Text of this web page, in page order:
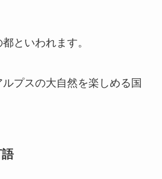
といわれます。
プスの大自然を楽しめる国